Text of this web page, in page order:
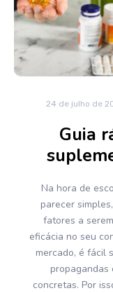
24 de julho de
Guia
Na hora de
parecer
fatores a
eficácia no seu
mercado, é fácil
propagandas
concretas. Por